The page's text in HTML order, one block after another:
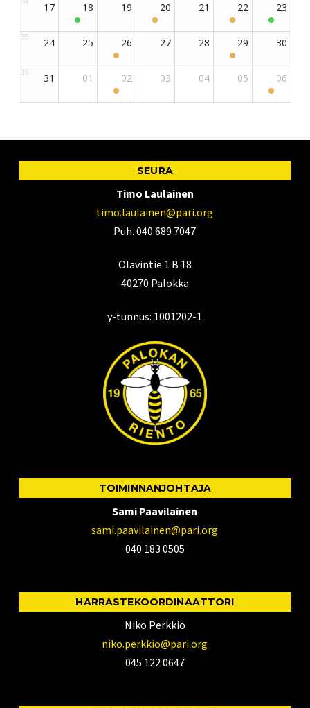
SEURA
Timo Laulainen
timo.laulainen@pari.org
Puh. 040 689 7047
Olavintie 1 B 18
40270 Palokka
y-tunnus: 1001202-1
TOIMINNANJOHTAJA
Sami Paavilainen
sami.paavilainen@pari.org
040 183 0505
HARRASTEKOORDINAATTORI
Niko Perkkiö
niko.perkkio@pari.org
045 122 0647